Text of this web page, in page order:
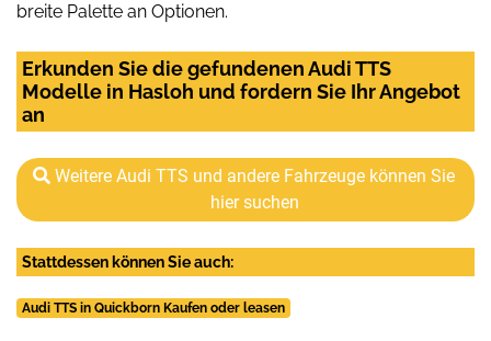
breite Palette an Optionen.
Erkunden Sie die gefundenen Audi TTS
Modelle in Hasloh und fordern Sie Ihr Angebot
an
Weitere Audi TTS und andere Fahrzeuge können Sie
hier suchen
Stattdessen können Sie auch:
Audi TTS in Quickborn Kaufen oder leasen